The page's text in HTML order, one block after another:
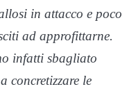
in attacco e poco
ad approfittarne.
infatti sbagliato
concretizzare le